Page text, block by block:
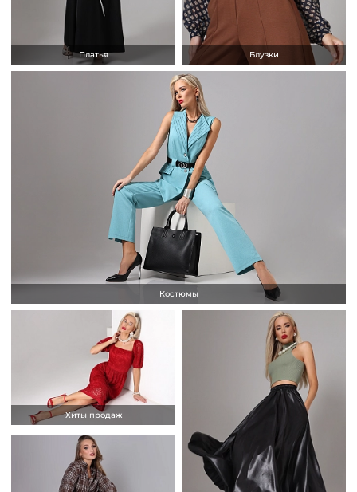
Платья Блузки
Костюмы
Хиты продаж